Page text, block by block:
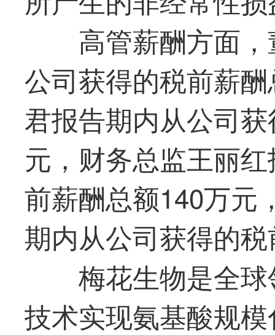
高管薪酬方面
公司获得的税前薪
君报告期内从公司
元，财务总监王丽
前薪酬总额140万元
期内从公司获得的
梅花生物是全
技术实现氨基酸规